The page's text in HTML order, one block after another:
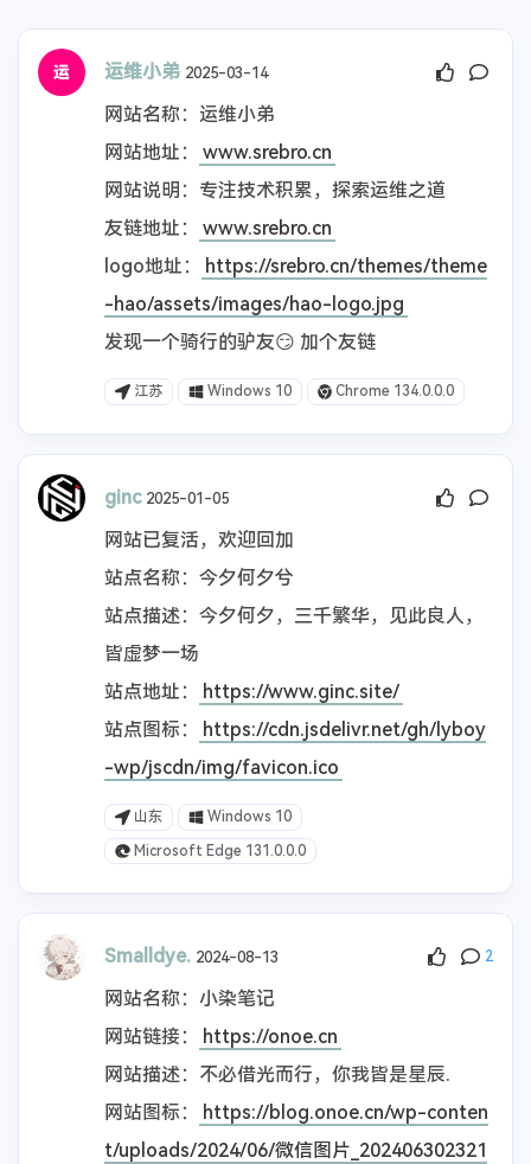
运维小弟 2025-03-14
网站名称：运维小弟
网站地址：
www.srebro.cn
网站说明：专注技术积累，探索运维之道
友链地址：
www.srebro.cn
logo地址：
https://srebro.cn/themes/theme
-hao/assets/images/hao-logo.jpg
发现一个骑行的驴友😏 加个友链
江苏 Windows 10 Chrome 134.0.0.0
ginc 2025-01-05
网站已复活，欢迎回加
站点名称：今夕何夕兮
站点描述：今夕何夕，三千繁华，见此良人，
皆虚梦一场
站点地址：
https://www.ginc.site/
站点图标：
https://cdn.jsdelivr.net/gh/lyboy
-wp/jscdn/img/favicon.ico
山东 Windows 10
Microsoft Edge 131.0.0.0
Smalldye. 2024-08-13 2
网站名称：小染笔记
网站链接：
https://onoe.cn
网站描述：不必借光而行，你我皆是星辰.
网站图标：
https://blog.onoe.cn/wp-conten
t/uploads/2024/06/微信图片_202406302321